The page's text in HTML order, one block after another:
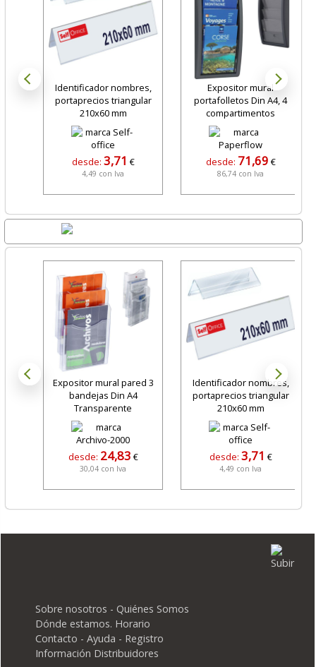
Identificador nombres,
portaprecios triangular
210x60 mm
desde: 3,71 €
4,49 con Iva
Expositor mural
portafolletos Din A4, 4
compartimentos
desde: 71,69 €
86,74 con Iva
Expositor mural pared 3
bandejas Din A4
Transparente
desde: 24,83 €
30,04 con Iva
Identificador nombres,
portaprecios triangular
210x60 mm
desde: 3,71 €
4,49 con Iva
Sobre nosotros - Quiénes Somos
Dónde estamos. Horario
Contacto - Ayuda - Registro
Información Distribuidores